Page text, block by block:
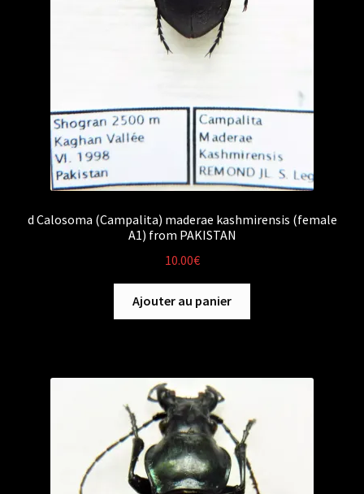
d Calosoma (Campalita) maderae kashmirensis (female
A1) from PAKISTAN
10.00€
Ajouter au panier